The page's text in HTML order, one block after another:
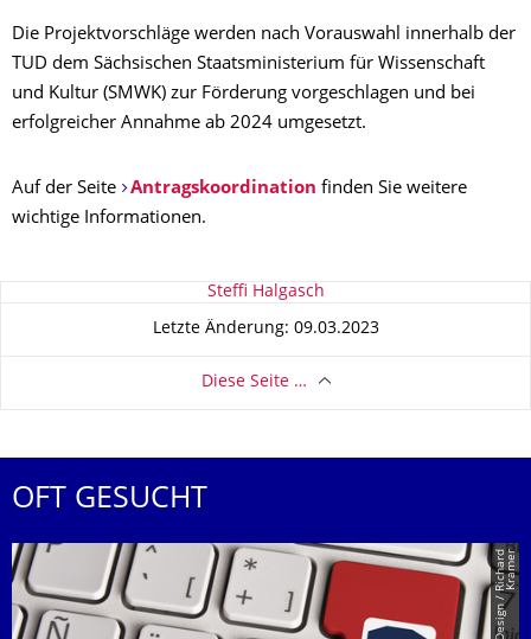
Die Projektvorschläge werden nach Vorauswahl innerhalb der
TUD dem Sächsischen Staatsministerium für Wissenschaft
und Kultur (SMWK) zur Förderung vorgeschlagen und bei
erfolgreicher Annahme ab 2024 umgesetzt.
Auf der Seite Antragskoordination finden Sie weitere
wichtige Informationen.
Zu dieser Seite Steffi Halgasch
Letzte Änderung: 09.03.2023
Diese Seite …
OFT GESUCHT
r